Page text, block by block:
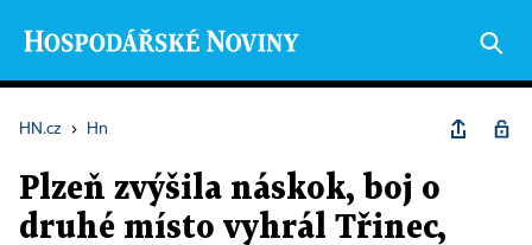
HN.cz › Hn
Plzeň zvýšila náskok, boj o
druhé místo vyhrál Třinec,